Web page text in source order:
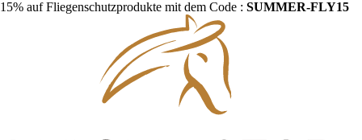
15% auf Fliegenschutzprodukte mit dem Code : SUMMER-FLY15